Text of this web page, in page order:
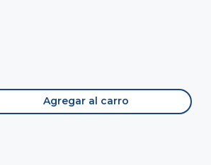
Agregar al carro